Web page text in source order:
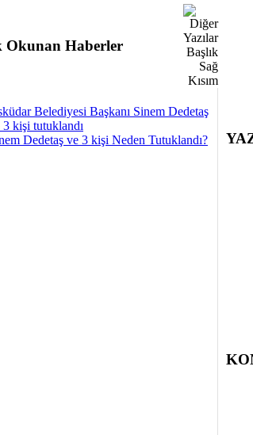
Okunan Haberler
Belediyesi Başkanı Sinem Dedetaş
3 kişi tutuklandı
Dedetaş ve 3 kişi Neden Tutuklandı?